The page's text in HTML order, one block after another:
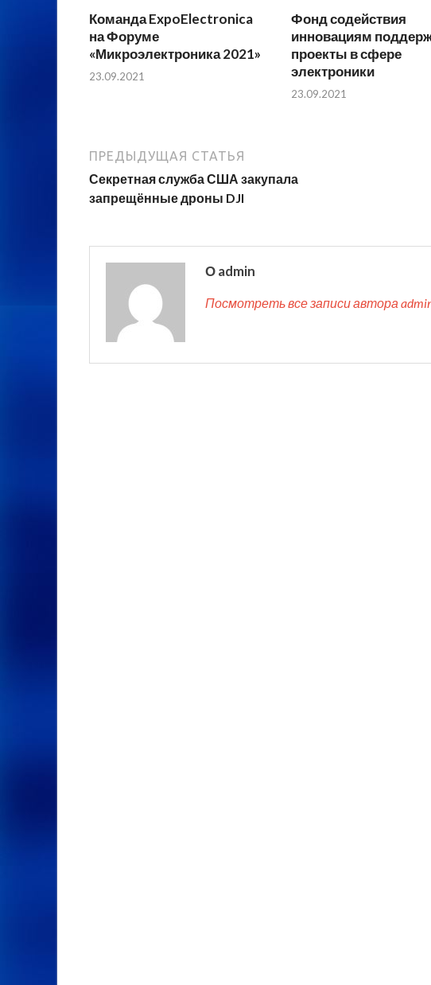
Команда ExpoElectronica
на Форуме
«Микроэлектроника 2021»
23.09.2021
Фонд содействия
инновациям
проекты в сфере
электроники
23.09.2021
ПРЕДЫДУЩАЯ СТАТЬЯ
Секретная служба США закупала
запрещённые дроны DJI
О admin
Посмотреть все записи автора